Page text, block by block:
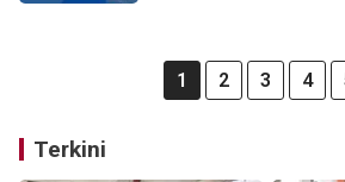
1 2 3 4
Terkini